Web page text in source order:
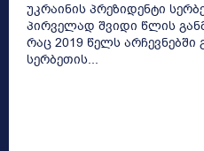
უკრაინის პრეზიდენტი
პირველად შვიდი წლის
რაც 2019 წელს არჩევნებში
სერბეთის...